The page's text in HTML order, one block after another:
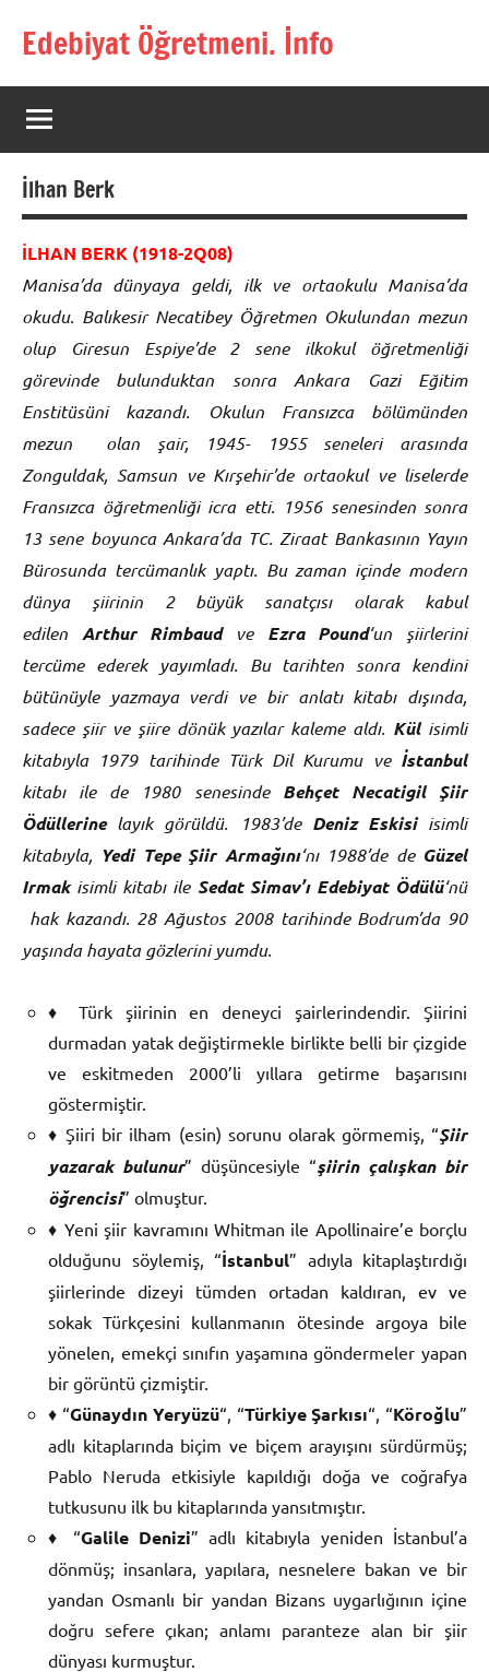
Edebiyat Öğretmeni. İnfo
Türkçe,
Türk
Dili
ve
Öğretmenlerinin
Kaynak
Sitesi
İlhan Berk
İLHAN BERK (1918-2Q08)
Manisa’da dünyaya geldi, ilk ve ortaokulu Manisa’da
okudu. Balıkesir Necatibey Öğretmen Okulundan mezun
olup Giresun Espiye’de 2 sene ilkokul öğretmenliği
görevinde bulunduktan sonra Ankara Gazi Eğitim
Enstitüsüni kazandı. Okulun Fransızca bölümünden
mezun olan şair, 1945- 1955 seneleri arasında
Zonguldak, Samsun ve Kırşehir’de ortaokul ve liselerde
Fransızca öğretmenliği icra etti. 1956 senesinden sonra
13 sene boyunca Ankara’da TC. Ziraat Bankasının Yayın
Bürosunda tercümanlık yaptı. Bu zaman içinde modern
dünya şiirinin 2 büyük sanatçısı olarak kabul
edilen Arthur Rimbaudve Ezra Pound‘un şiirlerini
tercüme ederek yayımladı. Bu tarihten sonra kendini
bütünüyle yazmaya verdi ve bir anlatı kitabı dışında,
sadece şiir ve şiire dönük yazılar kaleme aldı. Külisimli
kitabıyla 1979 tarihinde Türk Dil Kurumu veİstanbul
kitabı ile de 1980 senesinde Behçet Necatigil Şiir
Ödüllerinelayık görüldü. 1983’de Deniz Eskisiisimli
kitabıyla, Yedi Tepe Şiir Armağını‘nı 1988’de de Güzel
Irmakisimli kitabı ile Sedat Simav’ı Edebiyat Ödülü‘nü
hak kazandı. 28 Ağustos 2008 tarihinde Bodrum’da 90
yaşında hayata gözlerini yumdu.
♦ Türk şiirinin en deneyci şairlerindendir. Şiirini
durmadan yatak değiştirmekle birlikte belli bir çizgide
ve eskitmeden 2000’li yıllara getirme başarısını
göstermiştir.
♦ Şiiri bir ilham (esin) sorunu olarak görmemiş, “Şiir
yazarak bulunur” düşüncesiyle “şiirin çalışkan bir
öğrencisi” olmuştur.
♦ Yeni şiir kavramını Whitman ile Apollinaire’e borçlu
olduğunu söylemiş, “İstanbul” adıyla kitaplaştırdığı
şiirlerinde dizeyi tümden ortadan kaldıran, ev ve
sokak Türkçesini kullanmanın ötesinde argoya bile
yönelen, emekçi sınıfın yaşamına göndermeler yapan
bir görüntü çizmiştir.
♦ “Günaydın Yeryüzü“, “Türkiye Şarkısı“, “Köroğlu”
adlı kitaplarında biçim ve biçem arayışını sürdürmüş;
Pablo Neruda etkisiyle kapıldığı doğa ve coğrafya
tutkusunu ilk bu kitaplarında yansıtmıştır.
♦ “Galile Denizi” adlı kitabıyla yeniden İstanbul’a
dönmüş; insanlara, yapılara, nesnelere bakan ve bir
yandan Osmanlı bir yandan Bizans uygarlığının içine
doğru sefere çıkan; anlamı paranteze alan bir şiir
dünyası kurmuştur.